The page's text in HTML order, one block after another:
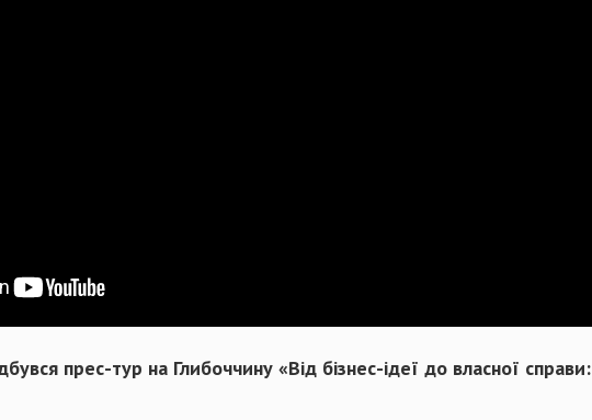
прес-тур на Глибоччину «Від бізнес-ідеї до власної справи: